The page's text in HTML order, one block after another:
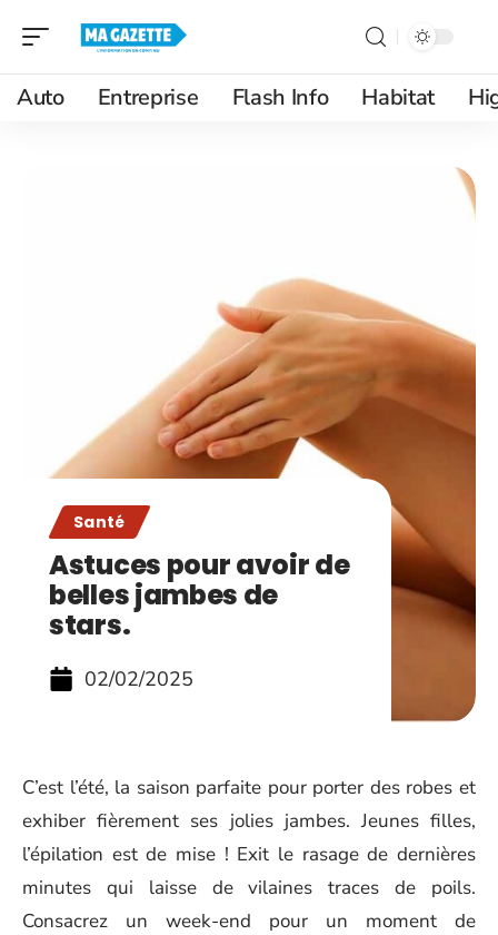
Auto Entreprise Flash Info Habitat
Santé
Astuces pour avoir de
belles jambes de
stars.
02/02/2025
C’est l’été, la saison parfaite pour porter des robes et
exhiber fièrement ses jolies jambes. Jeunes filles,
l’épilation est de mise ! Exit le rasage de dernières
minutes qui laisse de vilaines traces de poils.
Consacrez un week-end pour un moment de